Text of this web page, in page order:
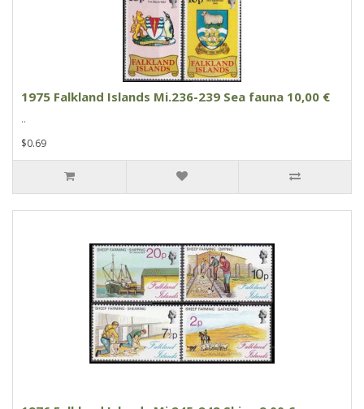
1975 Falkland Islands Mi.236-239 Sea fauna 10,00 €
..
$0.69